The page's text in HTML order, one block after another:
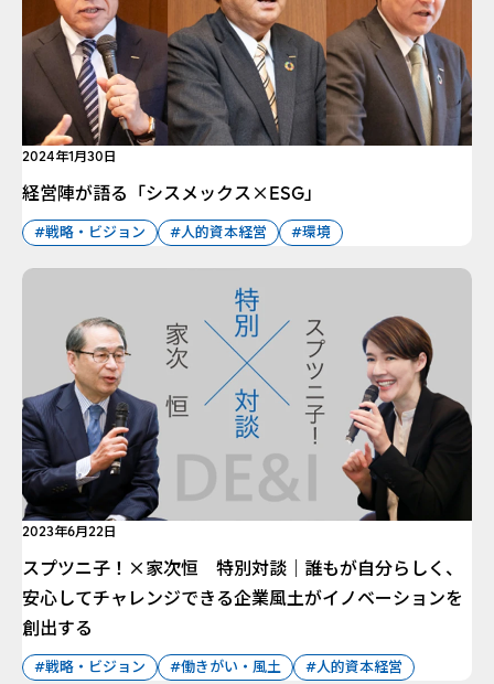
2024年1月30日
経営陣が語る「シスメックス×ESG」
#戦略・ビジョン #人的資本経営 #環境
2023年6月22日
スプツニ子！×家次恒 特別対談｜誰もが自分らしく、
安心してチャレンジできる企業風土がイノベーションを
創出する
#戦略・ビジョン #働きがい・風土 #人的資本経営